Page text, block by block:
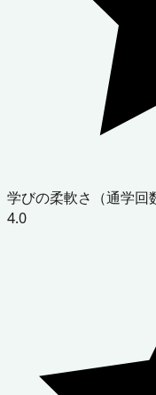
学びの柔軟さ（通学回
4.0